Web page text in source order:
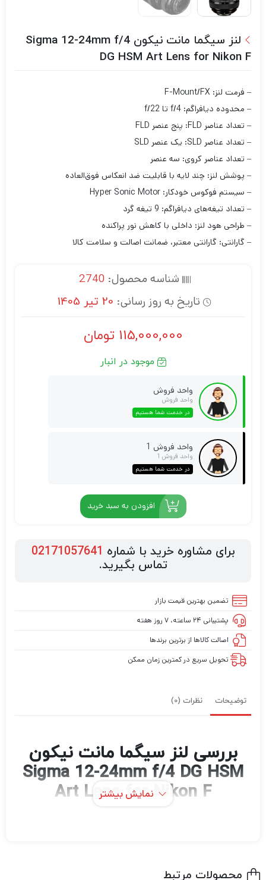
لنز سیگما مانت نیکون Sigma 12-24mm f/4
DG HSM Art Lens for Nikon F
– فرمت لنز: F-Mount/FX
– محدوده دیافراگم: f/4 تا f/22
– تعداد عناصر FLD: پنج عنصر FLD
– تعداد عناصر SLD: یک عنصر SLD
– تعداد عناصر کروی: سه عنصر
– پوشش لنز: چند لایه با قابلیت ضد انعکاس فوق‌العاده
– سیستم فوکوس خودکار: Hyper Sonic Motor
– تعداد تیغه‌های دیافراگم: 9 تیغه گرد
– طراحی هود لنز: داخلی با کاهش نور پراکنده
– گارانتی: گارانتی معتبر، ضمانت اصالت و سلامت کالا
شناسه محصول:2740
تاریخ به روز رسانی: 20 تیر 1405
115,000,000 تومان
موجود در انبار
واحد فروش
واحد فروش
در خدمت شما هستیم
واحد فروش 1
واحد فروش 1
در خدمت شما هستیم
افزودن به سبد خرید
برای مشاوره خرید با شماره 02171057641
تماس بگیرید.
تضمین بهترین قیمت بازار
پشتیبانی ۲۴ ساعته، ۷ روز هفته
اصالت کالاها از برترین برندها
تحویل سریع در کمترین زمان ممکن
توضیحات نظرات (0)
بررسی لنز سیگما مانت نیکون
Sigma 12-24mm f/4 DG HSM
Art Lens for Nikon F
نمایش بیشتر
محصولات مرتبط